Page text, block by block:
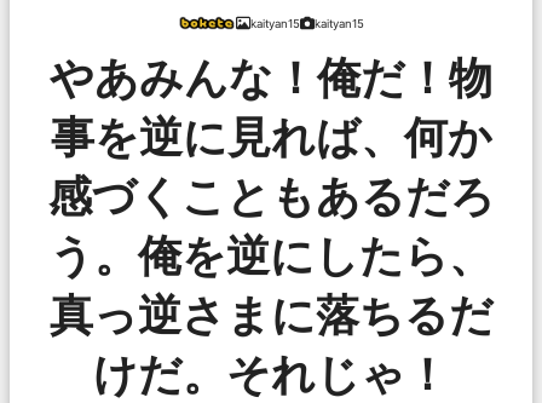
kaityan15 kaityan15
やあみんな！俺だ！物
事を逆に見れば、何か
感づくこともあるだろ
う。俺を逆にしたら、
真っ逆さまに落ちるだ
けだ。それじゃ！